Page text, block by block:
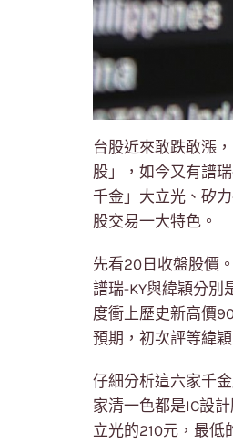
台股近來敢跌敢漲
股」，如今又有譜
千金」大立光、矽
股交易一大特色。
先看20日收盤股價
譜瑞-KY與緯穎分別
度衝上歷史新高價
預期，初次評等緯
仔細分析這六家千
家清一色都是IC設
立光的210元，最低